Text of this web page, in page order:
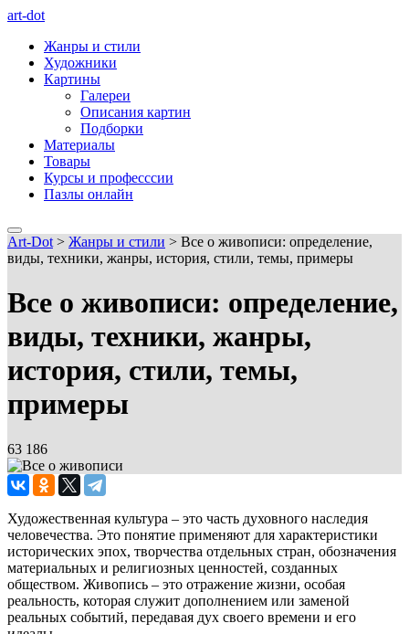
art-dot
Жанры и стили
Художники
Картины
Галереи
Описания картин
Подборки
Материалы
Товары
Курсы и професссии
Пазлы онлайн
Art-Dot > Жанры и стили > Все о живописи: определение,
виды, техники, жанры, история, стили, темы, примеры
Все о живописи: определение,
виды, техники, жанры,
история, стили, темы,
примеры
63 186
Художественная культура – это часть духовного наследия
человечества. Это понятие применяют для характеристики
исторических эпох, творчества отдельных стран, обозначения
материальных и религиозных ценностей, созданных
обществом. Живопись – это отражение жизни, особая
реальность, которая служит дополнением или заменой
реальных событий, передавая дух своего времени и его